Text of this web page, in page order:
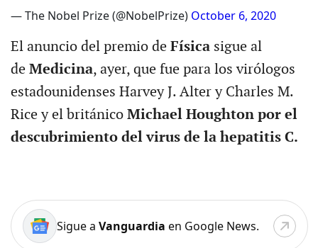
— The Nobel Prize (@NobelPrize) October 6, 2020
El anuncio del premio de Física sigue al
de Medicina, ayer, que fue para los virólogos
estadounidenses Harvey J. Alter y Charles M.
Rice y el británico Michael Houghton por el
descubrimiento del virus de la hepatitis C.
Sigue a Vanguardia en Google News.